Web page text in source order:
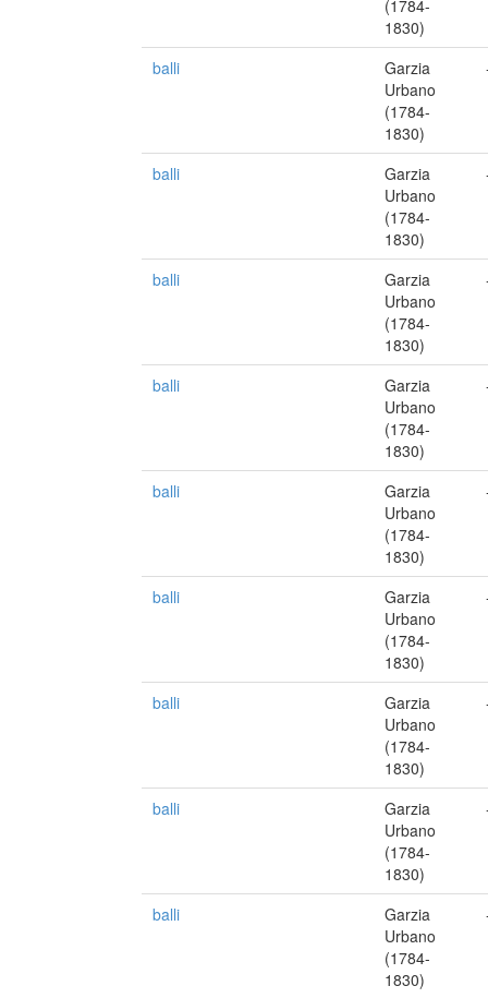
(1784-
1830)
balli
Garzia
Urbano
(1784-
1830)
balli
Garzia
Urbano
(1784-
1830)
balli
Garzia
Urbano
(1784-
1830)
balli
Garzia
Urbano
(1784-
1830)
balli
Garzia
Urbano
(1784-
1830)
balli
Garzia
Urbano
(1784-
1830)
balli
Garzia
Urbano
(1784-
1830)
balli
Garzia
Urbano
(1784-
1830)
balli
Garzia
Urbano
(1784-
1830)